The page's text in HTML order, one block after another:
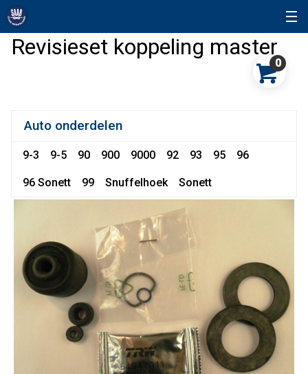
Revisieset koppeling master
0
Auto onderdelen
9-3 9-5 90 900 9000 92 93 95 96
96 Sonett 99 Snuffelhoek Sonett